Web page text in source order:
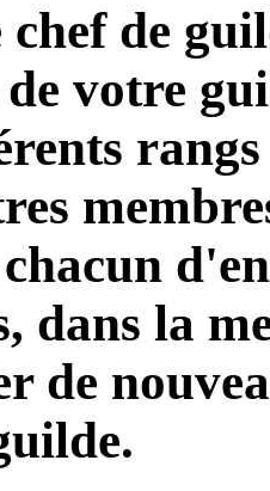
de
votre
dans la
de